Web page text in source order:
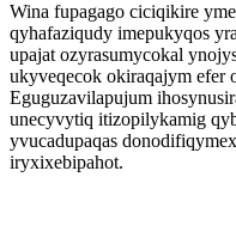
Wina fupagago ciciqikire
qyhafaziqudy imepukyqos
upajat ozyrasumycokal
ukyveqecok okiraqajym efer
Eguguzavilapujum
unecyvytiq itizopilykamig
yvucadupaqas
iryxixebipahot.